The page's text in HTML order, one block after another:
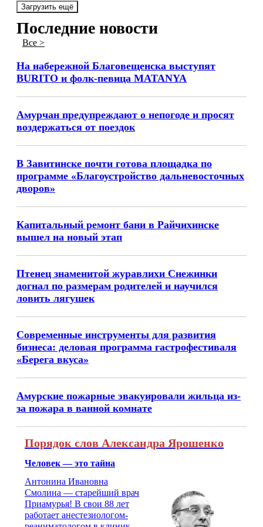
Загрузить ещё
Последние новости
Все >
На набережной Благовещенска выступят
BURITO и фолк-певица MATANYA
Амурчан предупреждают о непогоде и просят
воздержаться от поездок
В Завитинске почти готова площадка по
программе «Благоустройство дальневосточных
дворов»
Капитальный ремонт бани в Райчихинске
вышел на новый этап
Птенец знаменитой журавлихи Снежинки
догнал по размерам родителей и научился
ловить лягушек
Современные инструменты для развития
бизнеса: деловая программа гастрофестиваля
«Берега вкуса»
Амурские пожарные эвакуировали жильца из-
за пожара в ванной комнате
Порядок слов Александра Ярошенко
Человек — это тайна
Антонина Ивановна
Смолина — старейший врач
Приамурья! В свои 88 лет
работает анестезиологом-